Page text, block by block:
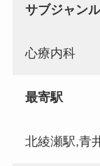
サブジャンル
心療内科
最寄駅
北綾瀬駅,青